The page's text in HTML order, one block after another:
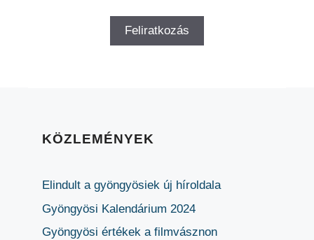
KÖZLEMÉNYEK
Elindult a gyöngyösiek új híroldala
Gyöngyösi Kalendárium 2024
Gyöngyösi értékek a filmvásznon